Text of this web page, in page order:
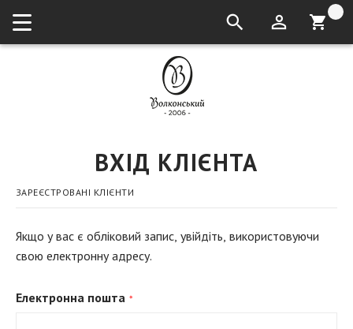
кошик:
ВХІД КЛІЄНТА
ЗАРЕЄСТРОВАНІ КЛІЄНТИ
Якщо у вас є обліковий запис, увійдіть, використовуючи
свою електронну адресу.
Електронна пошта